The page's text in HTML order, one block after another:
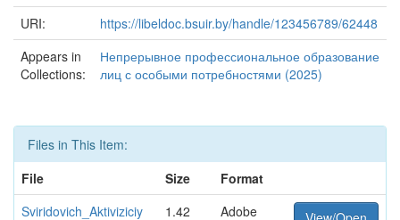
URI:
https://libeldoc.bsuir.by/handle/123456789/62448
Appears in
Collections:
Непрерывное профессиональное образование
лиц с особыми потребностями (2025)
Files in This Item:
File
Size
Format
Sviridovich_Aktiviziciy
1.42 Adobe